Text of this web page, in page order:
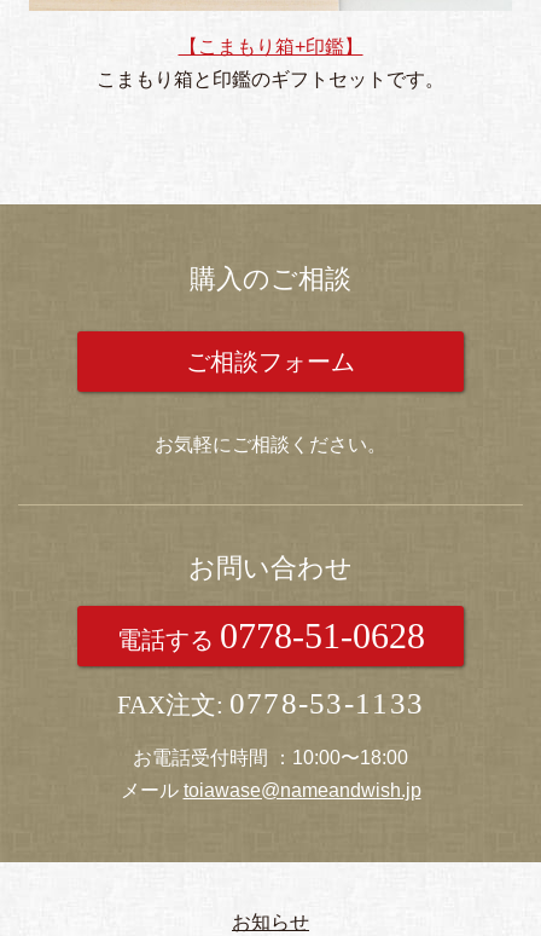
【こまもり箱+印鑑】
こまもり箱と印鑑のギフトセットです。
購入のご相談
ご相談フォーム
お気軽にご相談ください。
お問い合わせ
電話する 0778-51-0628
FAX注文: 0778-53-1133
お電話受付時間 ：10:00〜18:00
メール toiawase@nameandwish.jp
お知らせ